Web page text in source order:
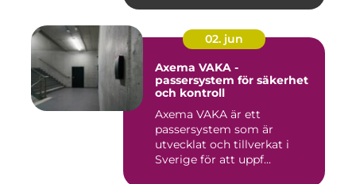
02. jun
Axema VAKA -
passersystem för säkerhet
och kontroll
Axema VAKA är ett
passersystem som är
utvecklat och tillverkat i
Sverige för att uppf...